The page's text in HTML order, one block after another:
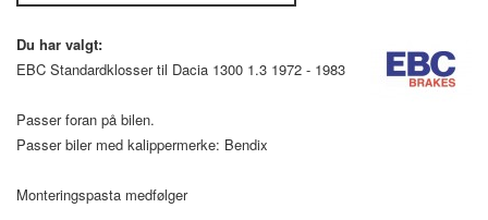
Du har valgt:
EBC Standardklosser til Dacia 1300 1.3 1972 - 1983
Passer foran på bilen.
Passer biler med kalippermerke: Bendix
Monteringspasta medfølger